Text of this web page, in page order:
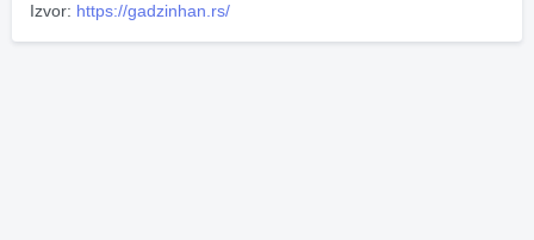
Izvor: https://gadzinhan.rs/